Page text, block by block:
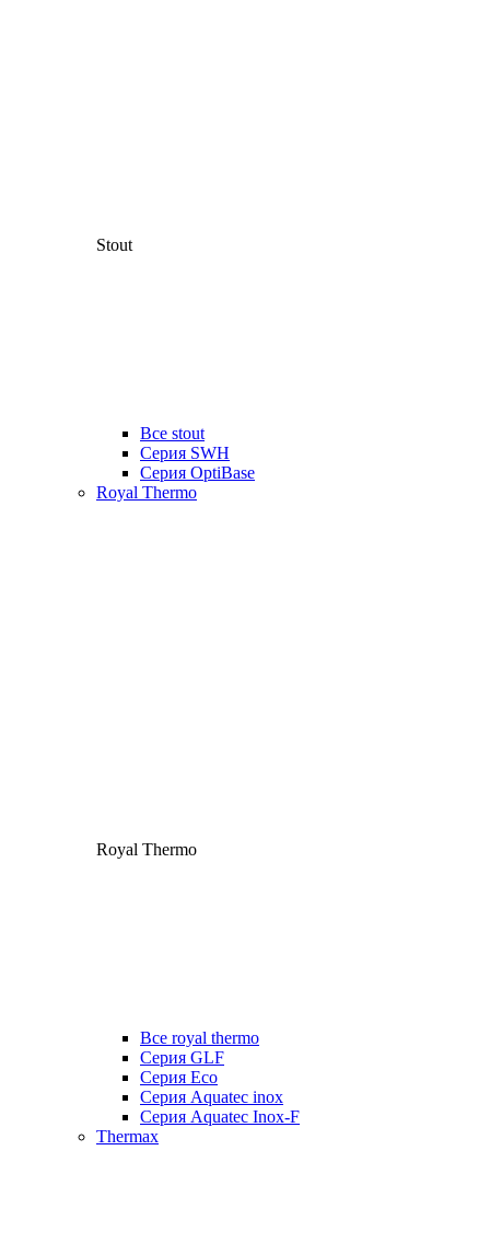
Stout
Все stout
Серия SWH
Cерия OptiBase
Royal Thermo
Royal Thermo
Все royal thermo
Серия GLF
Серия Eco
Серия Aquatec inox
Серия Aquatec Inox-F
Thermax